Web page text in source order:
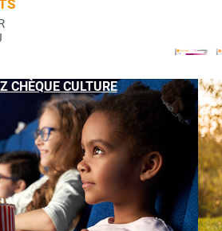
PLUS D'INFORMATIONS
CHÈQUE CULTURE